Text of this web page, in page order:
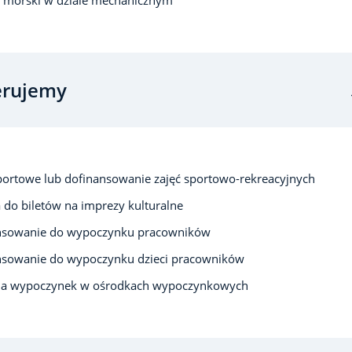
lub dofinansowanie zajęć sportowo-rekreacyjnych
do biletów na imprezy kulturalne
do wypoczynku pracowników
do wypoczynku dzieci pracowników
wypoczynek w ośrodkach wypoczynkowych